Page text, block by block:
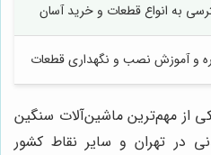
به انواع قطعات و خرید آسان
و آموزش نصب و نگهداری قطعات
از مهم‌ترین ماشین‌آلات سنگین
در تهران و سایر نقاط کشور